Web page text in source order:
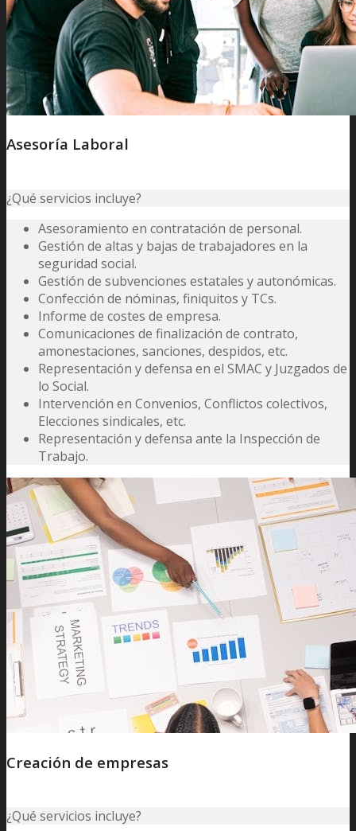
Asesoría Laboral
¿Qué servicios incluye?
Asesoramiento en contratación de personal.
Gestión de altas y bajas de trabajadores en la
seguridad social.
Gestión de subvenciones estatales y autonómicas.
Confección de nóminas, finiquitos y TCs.
Informe de costes de empresa.
Comunicaciones de finalización de contrato,
amonestaciones, sanciones, despidos, etc.
Representación y defensa en el SMAC y Juzgados de
lo Social.
Intervención en Convenios, Conflictos colectivos,
Elecciones sindicales, etc.
Representación y defensa ante la Inspección de
Trabajo.
Creación de empresas
¿Qué servicios incluye?